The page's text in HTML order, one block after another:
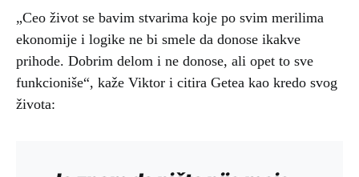
„Ceo život se bavim stvarima koje po svim merilima
ekonomije i logike ne bi smele da donose ikakve
prihode. Dobrim delom i ne donose, ali opet to sve
funkcioniše“, kaže Viktor i citira Getea kao kredo svog
života: